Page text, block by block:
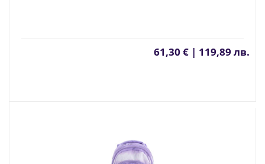
61,30 € | 119,89 лв.